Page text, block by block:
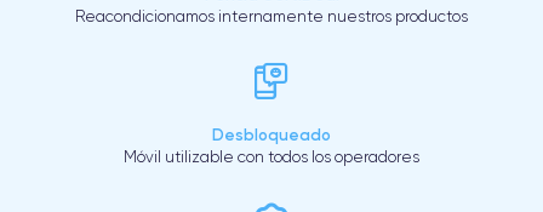
Reacondicionamos internamente nuestros productos
Desbloqueado
Móvil utilizable con todos los operadores